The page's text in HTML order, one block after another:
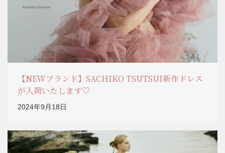
【NEWブランド】SACHIKO TSUTSUI新作ドレス
が入荷いたします♡
2024年9月18日